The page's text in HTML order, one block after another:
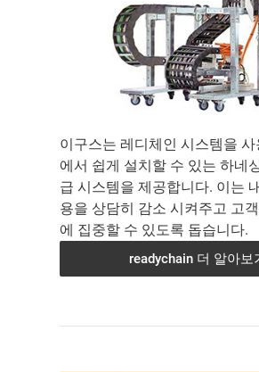
이구스는 레디체인 시스템을
에서 쉽게 설치할 수 있는 하네
급 시스템을 제공합니다. 이는
용을 상담히 감소 시켜주고 고
에 집중할 수 있도록 돕습니다.
readychain 더 알아보